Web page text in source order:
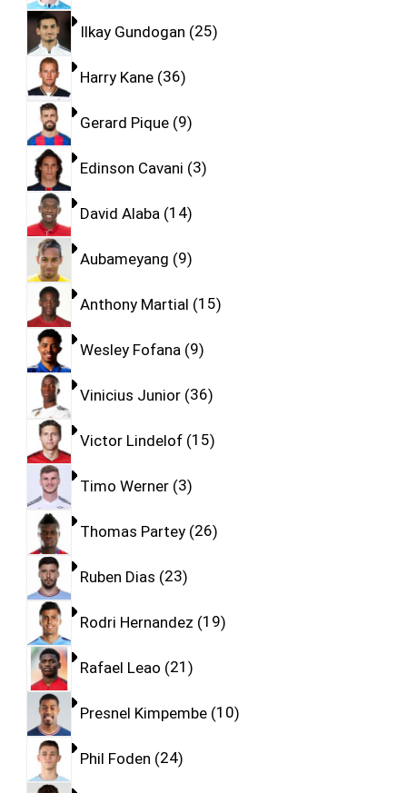
Ilkay Gundogan 25
Harry Kane 36
Gerard Pique 9
Edinson Cavani 3
David Alaba 14
Aubameyang 9
Anthony Martial 15
Wesley Fofana 9
Vinicius Junior 36
Victor Lindelof 15
Timo Werner 3
Thomas Partey 26
Ruben Dias 23
Rodri Hernandez 19
Rafael Leao 21
Presnel Kimpembe 10
Phil Foden 24